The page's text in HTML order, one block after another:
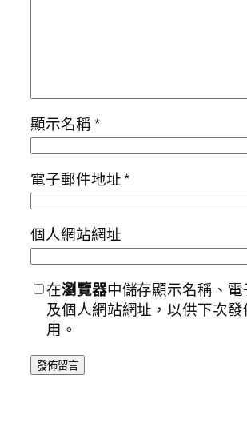
顯示名稱*
電子郵件地址*
個人網站網址
在瀏覽器中儲存顯示名稱、
及個人網站網址，以供下次
用。